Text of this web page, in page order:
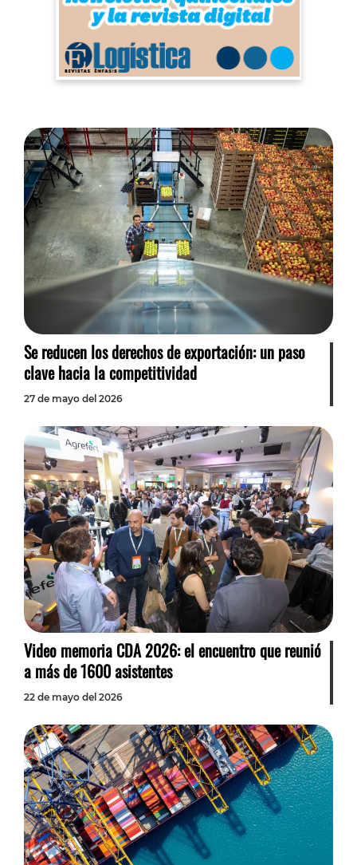
Se reducen los derechos de exportación: un paso
clave hacia la competitividad
27 de mayo del 2026
Video memoria CDA 2026: el encuentro que reunió
a más de 1600 asistentes
22 de mayo del 2026